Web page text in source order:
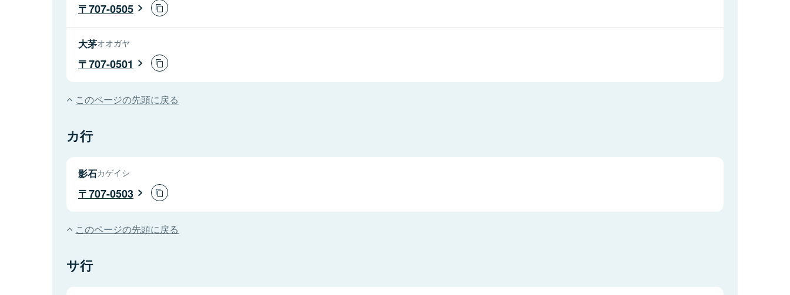
707-0505
大茅オオガヤ
707-0501
このページの先頭に戻る
カ行
影石カゲイシ
707-0503
このページの先頭に戻る
サ行